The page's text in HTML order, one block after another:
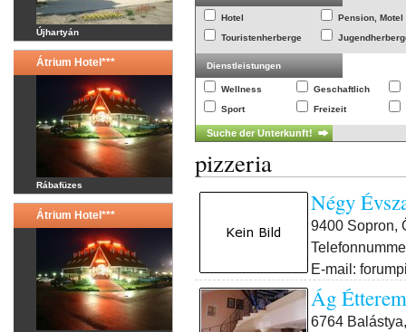
Újhartyán
Átrium Hotel***
Rábafüzes
Átrium Hotel***
Hotel
Pension, Motel
Touristenherberge
Dienstleistungen
Wellness
Geschaftlich
Sport
Freizeit
pizzeria
Négy
9400 Sopron,
E-mail:
Ág
6764